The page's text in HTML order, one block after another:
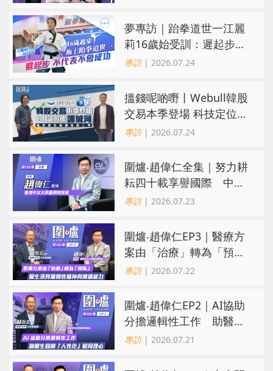
夢專訪｜跆拳道世一江麗
莉16歲始受訓：遲起步不
代表不會成功
專訪| 2026.07.24
搵錢呢啲嘢丨Webull韓股
交易本季登場 科技定位成
護城河 冀登港互聯網券商
專訪| 2026.07.24
圍爐‧趙偉仁全集｜努力耕
耘四十載享譽國際 中大
醫學院致力醫療創科造福
專訪| 2026.07.23
圍爐‧趙偉仁EP3｜醫療方
案由「治療」轉為「預
防」 醫生須具備犧牲精神
專訪| 2026.07.22
圍爐‧趙偉仁EP2｜AI協助
分擔邏輯性工作 助醫生
回歸「人性化」展同理心
專訪| 2026.07.21